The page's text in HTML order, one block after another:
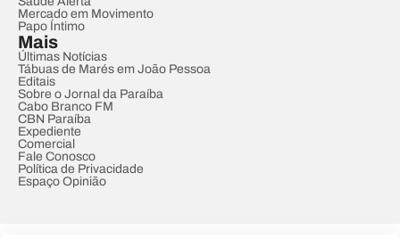
Mercado em Movimento
Papo Íntimo
Mais
Últimas Notícias
Tábuas de Marés em João Pessoa
Editais
Sobre o Jornal da Paraíba
Cabo Branco FM
CBN Paraíba
Expediente
Comercial
Fale Conosco
Política de Privacidade
Espaço Opinião